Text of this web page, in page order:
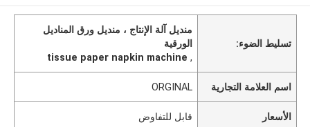
تسليط الضوء:
منديل آلة الإنتاج ، منديل ورق المناديل
الورقية
,
tissue paper napkin machine
اسم العلامة التجارية ORGINAL
الأسعار قابل للتفاوض